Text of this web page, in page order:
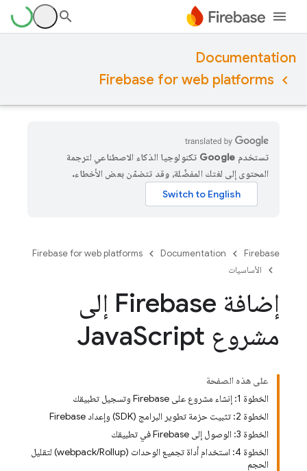
Documentation
Firebase for web platforms
تستخدم Google تكنولوجيا الذكاء الاصطناعي لترجمة
المحتوى إلى لغتك المفضّلة، وقد تتضمّن بعض الأخطاء.
Firebase
Documentation
Firebase for web platforms
الأساسيات
إضافة Firebase إلى
مشروع Java Script
على هذه الصفحة
الخطوة 1: إنشاء مشروع على Firebase وتسجيل تطبيقك
الخطوة 2: تثبيت حزمة تطوير البرامج (SDK) وإعداد Firebase
الخطوة 3: الوصول إلى Firebase في تطبيقك
الخطوة 4: استخدام أداة تجميع الوحدات (webpack/Rollup) لتقليل
الحجم